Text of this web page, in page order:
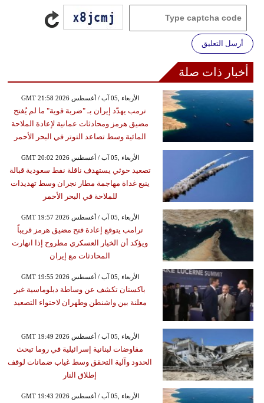
أرسل التعليق
أخبار ذات صلة
GMT 21:58 2026 الأربعاء ,05 آب / أغسطس
ترمب يهدّد إيران بـ "ضربة قوية" ما لم يُفتح
مضيق هرمز ومحادثات عمانية لإعادة الملاحة
المائية وسط تصاعد التوتر في البحر الأحمر
GMT 20:02 2026 الأربعاء ,05 آب / أغسطس
تصعيد حوثي يستهدف ناقلة نفط سعودية قبالة
ينبع غداة مهاجمة مطار نجران وسط تهديدات
للملاحة في البحر الأحمر
GMT 19:57 2026 الأربعاء ,05 آب / أغسطس
ترامب يتوقع إعادة فتح مضيق هرمز قريباً
ويؤكد أن الخيار العسكري مطروح إذا انهارت
المحادثات مع إيران
GMT 19:55 2026 الأربعاء ,05 آب / أغسطس
باكستان تكشف عن وساطة دبلوماسية غير
معلنة بين واشنطن وطهران لاحتواء التصعيد
GMT 19:49 2026 الأربعاء ,05 آب / أغسطس
مفاوضات لبنانية إسرائيلية في روما تبحث
الحدود وآلية التحقق وسط غياب ضمانات لوقف
إطلاق النار
GMT 19:43 2026 الأربعاء ,05 آب / أغسطس